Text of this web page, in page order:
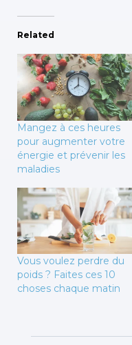
Related
Mangez à ces heures
pour augmenter votre
énergie et prévenir les
maladies
Vous voulez perdre du
poids ? Faites ces 10
choses chaque matin